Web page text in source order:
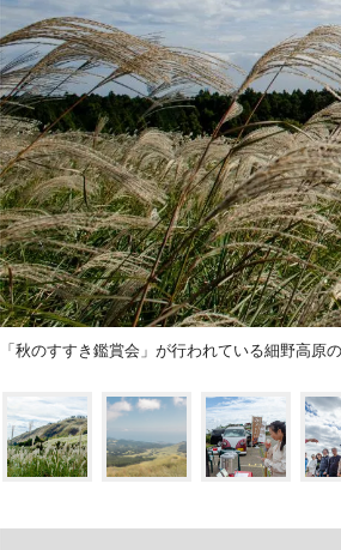
「秋のすすき鑑賞会」が行われている細野高原